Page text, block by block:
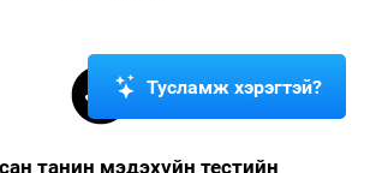
танин мэдэхүйн тестийн
Тусламж хэрэгтэй?